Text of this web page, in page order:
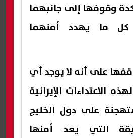
وقوفها إلى جانبهما
ما يهدد أمنهما
على أنه لا يوجد أي
الاعتداءات الإيرانية
على دول الخليج
التي يعد أمنها